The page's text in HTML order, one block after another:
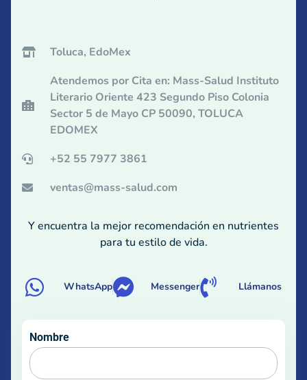
Toluca, EdoMex
Atendemos por Cita en: Mass-Salud Instituto
Literario Oriente 423 Segundo Piso Colonia
Sector 5 de Mayo CP 50090, TOLUCA
EDOMEX
+52 55 7977 3861
ventas@mass-salud.com
Y encuentra la mejor recomendación en nutrientes
para tu estilo de vida.
WhatsApp Messenger Llámanos
Nombre